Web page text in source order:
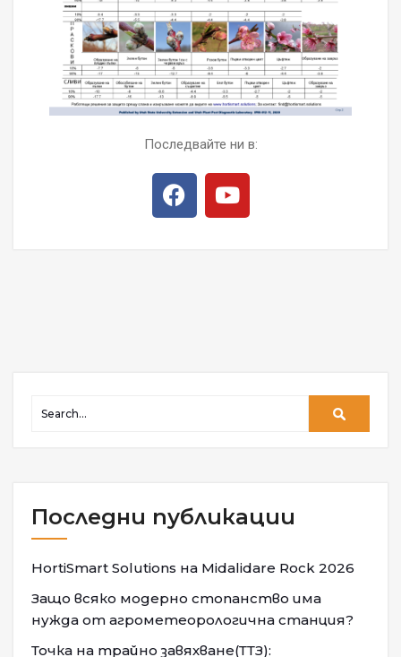
Последвайте ни в:
Последни публикации
HortiSmart Solutions на Midalidare Rock 2026
Защо всяко модерно стопанство има
нужда от агрометеорологична станция?
Точка на трайно завяхване(ТТЗ):